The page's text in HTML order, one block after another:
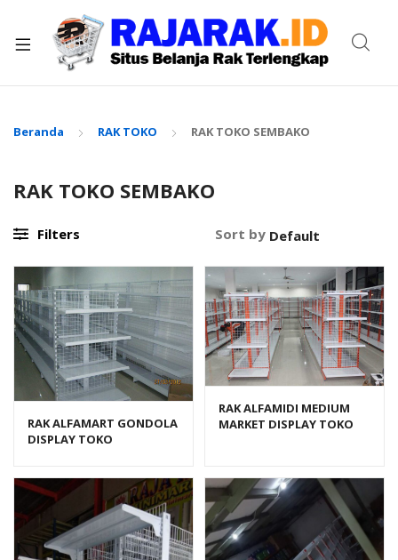
Beranda RAK TOKO RAK TOKO SEMBAKO
RAK TOKO SEMBAKO
Filters Sort by
RAK ALFAMART GONDOLA
DISPLAY TOKO
RAK ALFAMIDI MEDIUM
MARKET DISPLAY TOKO